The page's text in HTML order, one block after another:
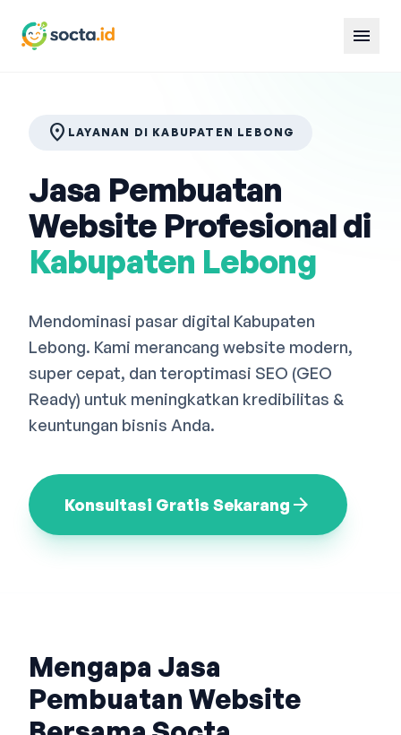
menu
Bahasa Indonesia English
location_on LAYANAN DI KABUPATEN LEBONG
Jasa Pembuatan
Website Profesional di
Kabupaten Lebong
Mendominasi pasar digital Kabupaten
Lebong. Kami merancang website modern,
super cepat, dan teroptimasi SEO (GEO
Ready) untuk meningkatkan kredibilitas &
keuntungan bisnis Anda.
Konsultasi Gratis Sekarang arrow_forward
Mengapa Jasa
Pembuatan Website